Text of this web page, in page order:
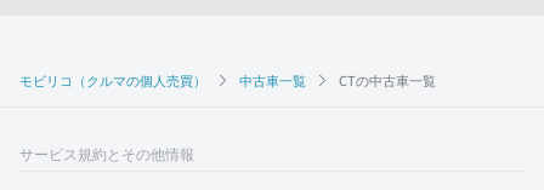
モビリコ（クルマの個人売買） 中古車一覧 CTの中古車一覧
サービス規約とその他情報